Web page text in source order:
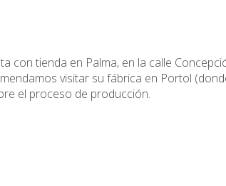
tienda en Palma, en la calle
visitar su fábrica en Portol
el proceso de producción.